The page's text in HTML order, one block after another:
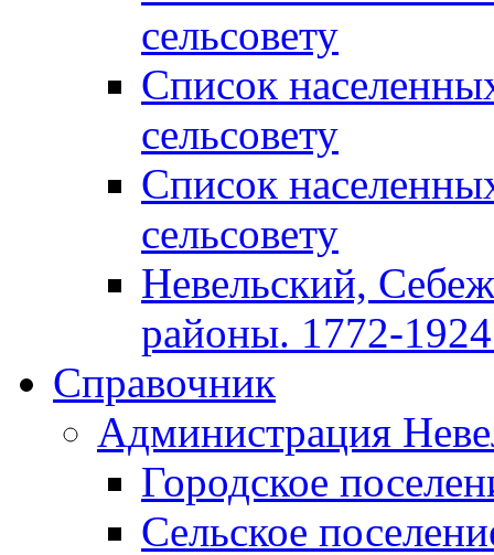
сельсовету
Список
сельсовету
Список
сельсовету
Невельский,
районы. 1772-1924
Справочник
Администрация
Городское
Сельское